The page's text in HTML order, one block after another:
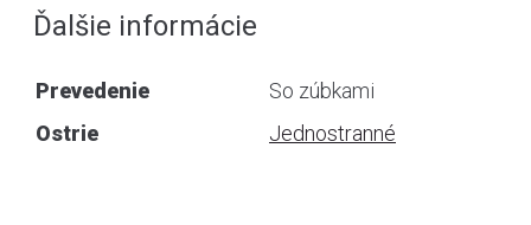
Ďalšie informácie
Prevedenie
So zúbkami
Ostrie
Jednostranné